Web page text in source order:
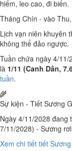
hiểm, leo cao, đi biển.
Tháng Chín - vào
Lịch vạn niên khuyên
không thể đảo ngược.
Tuần chứa ngày 4/11/
là 1/11 (Canh Dần,
tuần.
🌾
Sự kiện - Tiết Sương
Ngày 4/11/2028 đang
7/11/2028) - Sương
Xem chi tiết tiết